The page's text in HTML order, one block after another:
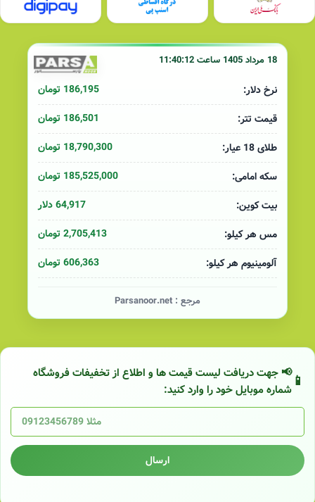
18 مرداد 1405 ساعت 11:40:12
نرخ دلار:
186,195 تومان
قیمت تتر:
186,501 تومان
طلای 18 عیار:
18,790,300 تومان
سکه امامی:
185,525,000 تومان
بیت کوین:
64,917 دلار
مس هر کیلو:
2,705,413 تومان
آلومینیوم هر کیلو:
606,363 تومان
مرجع : Parsanoor.net
📢 جهت دریافت لیست قیمت ها و اطلاع از تخفیفات فروشگاه
شماره موبایل خود را وارد کنید:
ارسال